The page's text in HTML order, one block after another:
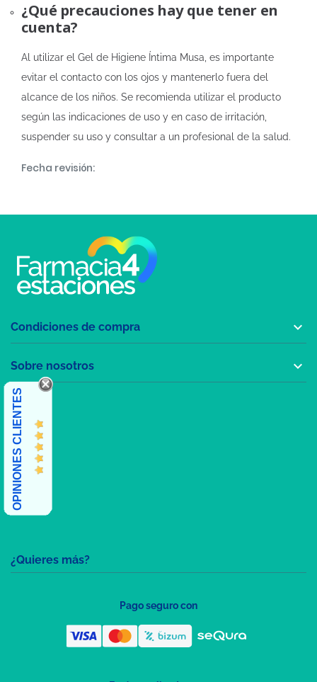
¿Qué precauciones hay que tener en
cuenta?
Al utilizar el Gel de Higiene Íntima Musa, es importante
evitar el contacto con los ojos y mantenerlo fuera del
alcance de los niños. Se recomienda utilizar el producto
según las indicaciones de uso y en caso de irritación,
suspender su uso y consultar a un profesional de la salud.
Fecha revisión:
¿Quieres más?
Condiciones de compra 
Sobre nosotros 
OPINIONES CLIENTES
Pago seguro con